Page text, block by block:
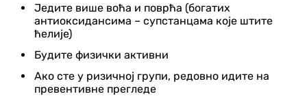
Једите више воћа и поврћа (богатих
антиоксидансима – супстанцама које штите
ћелије)
Будите физички активни
Ако сте у ризичној групи, редовно идите на
превентивне прегледе